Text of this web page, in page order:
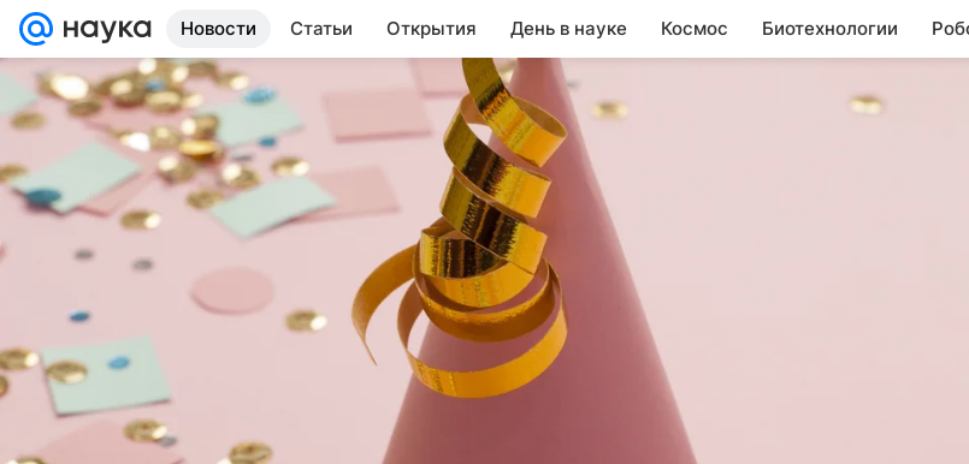
Новости Статьи Открытия День в науке Космос Биотехнологии